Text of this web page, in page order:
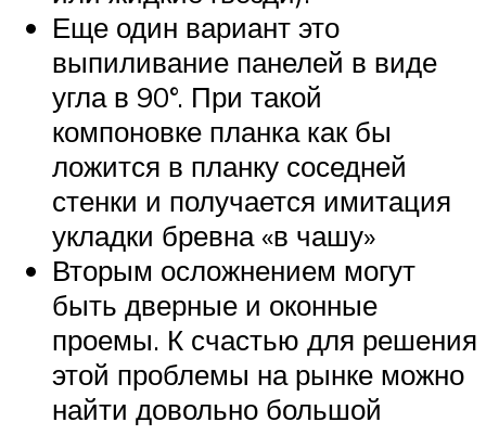
Еще один вариант это
выпиливание панелей в виде
угла в 90°. При такой
компоновке планка как бы
ложится в планку соседней
стенки и получается имитация
укладки бревна «в чашу»
Вторым осложнением могут
быть дверные и оконные
проемы. К счастью для решения
этой проблемы на рынке можно
найти довольно большой